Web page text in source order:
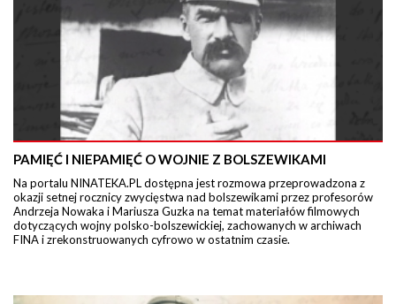
PAMIĘĆ I NIEPAMIĘĆ O WOJNIE Z BOLSZEWIKAMI
Na portalu NINATEKA.PL dostępna jest rozmowa przeprowadzona z
okazji setnej rocznicy zwycięstwa nad bolszewikami przez profesorów
Andrzeja Nowaka i Mariusza Guzka na temat materiałów filmowych
dotyczących wojny polsko-bolszewickiej, zachowanych w archiwach
FINA i zrekonstruowanych cyfrowo w ostatnim czasie.